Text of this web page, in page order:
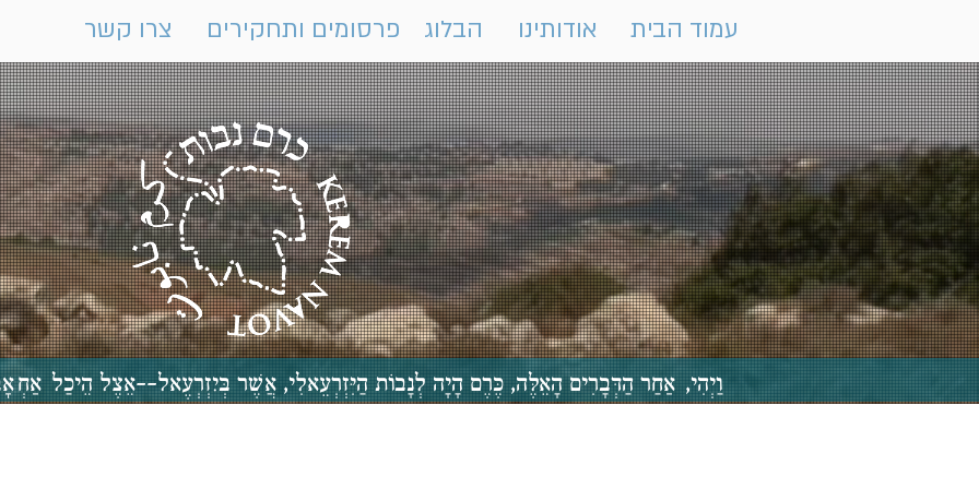
צרו קשר פרסומים ותחקירים הבלוג אודותינו עמוד הבית
וַיְהִי, אַחַר הַדְּבָרִים הָאֵלֶּה, כֶּרֶם הָיָה לְנָבוֹת הַיִּזְרְעֵאלִי, אֲשֶׁר בְּיִזְרְעֶאל--אֵצֶל